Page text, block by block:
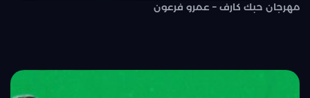
مهرجان حبك كارف – عمرو فرعون